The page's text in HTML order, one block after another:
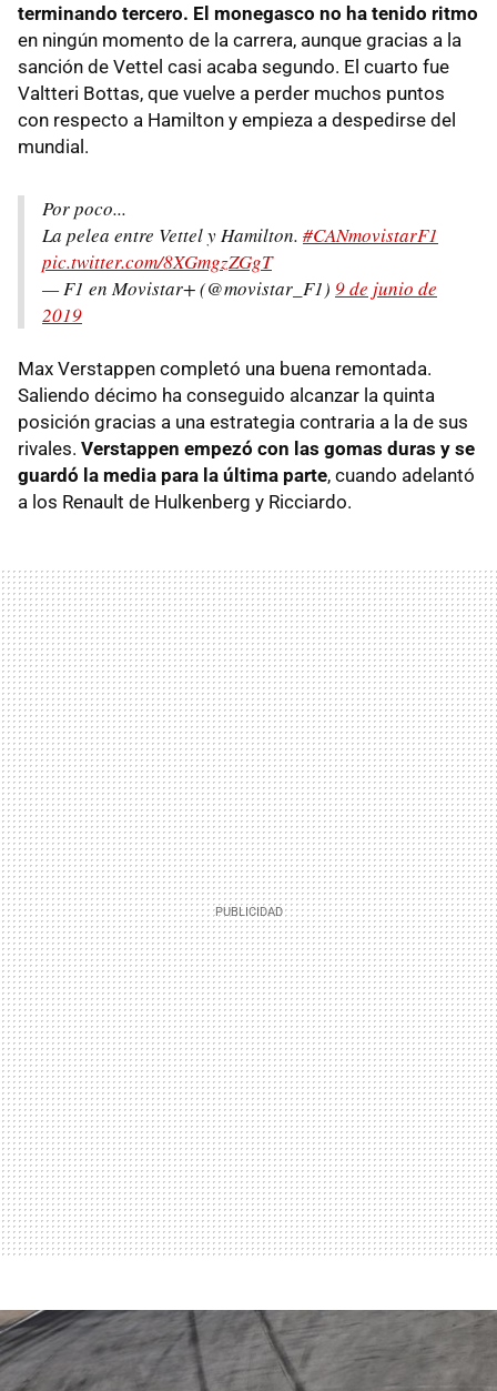
terminando tercero. El monegasco no ha tenido ritmo
en ningún momento de la carrera, aunque gracias a la
sanción de Vettel casi acaba segundo. El cuarto fue
Valtteri Bottas, que vuelve a perder muchos puntos
con respecto a Hamilton y empieza a despedirse del
mundial.
Por poco...
La pelea entre Vettel y Hamilton. #CANmovistarF1
pic.twitter.com/8XGmgzZGgT
— F1 en Movistar+ (@movistar_F1) 9 de junio de
2019
Max Verstappen completó una buena remontada.
Saliendo décimo ha conseguido alcanzar la quinta
posición gracias a una estrategia contraria a la de sus
rivales. Verstappen empezó con las gomas duras y se
guardó la media para la última parte, cuando adelantó
a los Renault de Hulkenberg y Ricciardo.